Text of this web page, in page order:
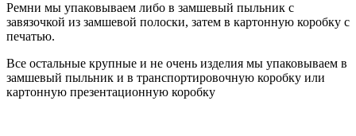
Ремни мы упаковываем либо в замшевый пыльник с
завязочкой из замшевой полоски, затем в картонную коробку с
печатью.
Все остальные крупные и не очень изделия мы упаковываем в
замшевый пыльник и в транспортировочную коробку или
картонную презентационную коробку